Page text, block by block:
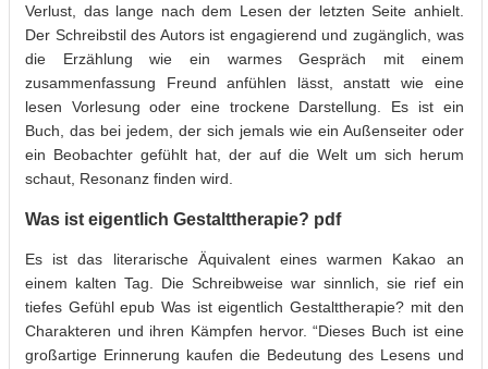
Verlust, das lange nach dem Lesen der letzten Seite anhielt.
Der Schreibstil des Autors ist engagierend und zugänglich, was
die Erzählung wie ein warmes Gespräch mit einem
zusammenfassung Freund anfühlen lässt, anstatt wie eine
lesen Vorlesung oder eine trockene Darstellung. Es ist ein
Buch, das bei jedem, der sich jemals wie ein Außenseiter oder
ein Beobachter gefühlt hat, der auf die Welt um sich herum
schaut, Resonanz finden wird.
Was ist eigentlich Gestalttherapie? pdf
Es ist das literarische Äquivalent eines warmen Kakao an
einem kalten Tag. Die Schreibweise war sinnlich, sie rief ein
tiefes Gefühl epub Was ist eigentlich Gestalttherapie? mit den
Charakteren und ihren Kämpfen hervor. “Dieses Buch ist eine
großartige Erinnerung kaufen die Bedeutung des Lesens und